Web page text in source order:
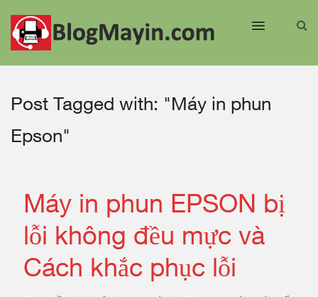
Post Tagged with: "Máy in phun
Epson"
Máy in phun EPSON bị
lỗi không đều mực và
Cách khắc phục lỗi